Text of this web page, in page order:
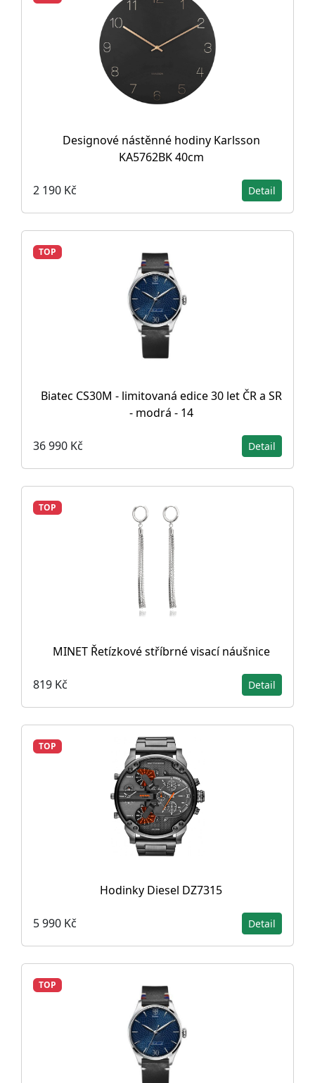
Designové nástěnné hodiny Karlsson
KA5762BK 40cm
2 190 Kč Detail
TOP
Biatec CS30M - limitovaná edice 30 let ČR a SR
- modrá - 14
36 990 Kč Detail
TOP
MINET Řetízkové stříbrné visací náušnice
819 Kč Detail
TOP
Hodinky Diesel DZ7315
5 990 Kč Detail
TOP